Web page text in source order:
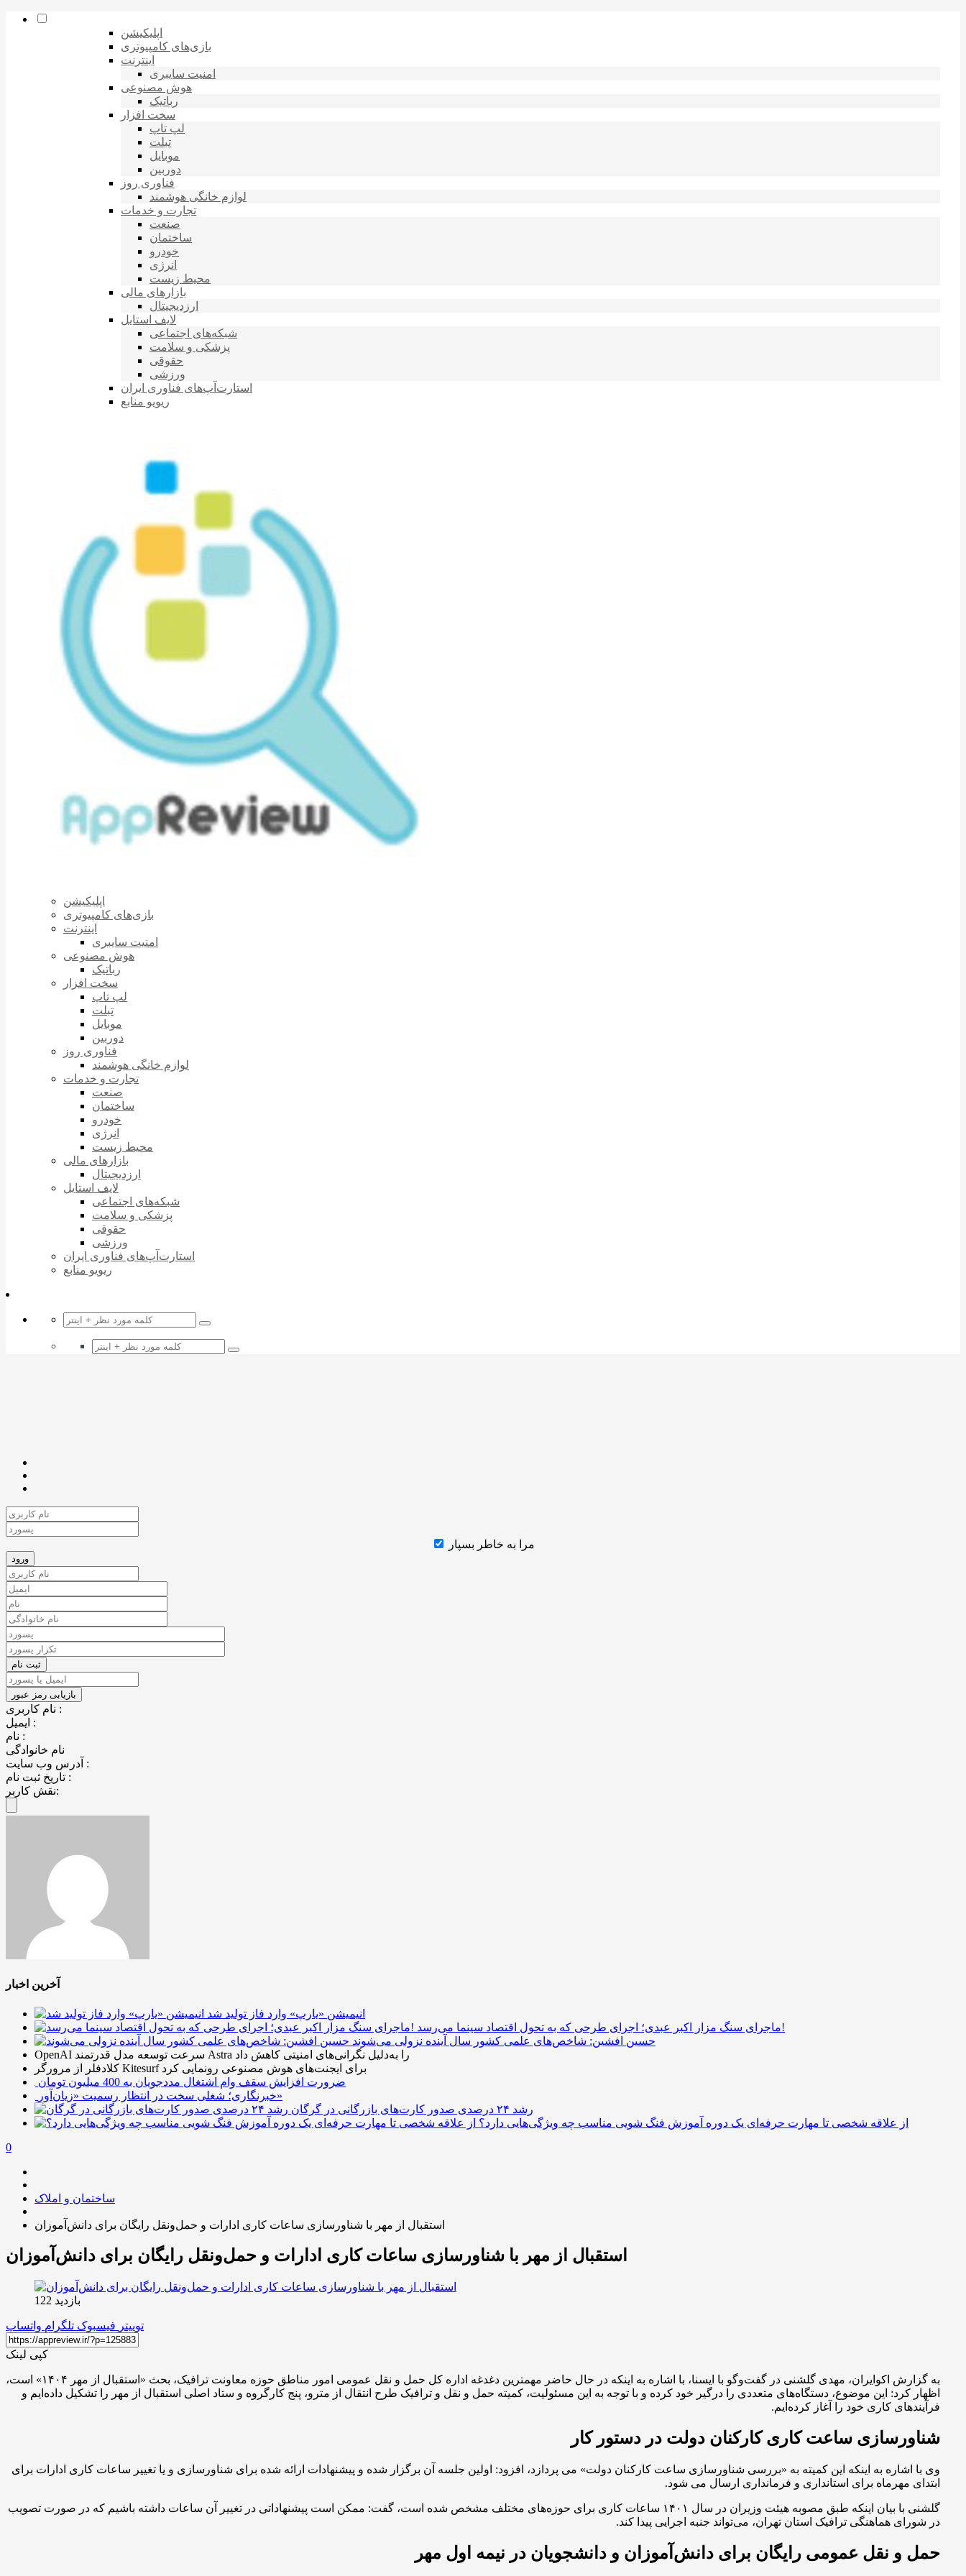
اپلیکیشن
بازی‌های کامپیوتری
اینترنت
امنیت سایبری
هوش مصنوعی
رباتیک
سخت افزار
لپ تاپ
تبلت
موبایل
دوربین
فناوری روز
لوازم خانگی هوشمند
تجارت و خدمات
صنعت
ساختمان
خودرو
انرژی
محیط زیست
بازارهای مالی
ارزدیجیتال
لایف استایل
شبکه‌های اجتماعی
پزشکی و سلامت
حقوقی
ورزشی
استارت‌آپ‌های فناوری ایران
ریویو منابع
اپلیکیشن
بازی‌های کامپیوتری
اینترنت
امنیت سایبری
هوش مصنوعی
رباتیک
سخت افزار
لپ تاپ
تبلت
موبایل
دوربین
فناوری روز
لوازم خانگی هوشمند
تجارت و خدمات
صنعت
ساختمان
خودرو
انرژی
محیط زیست
بازارهای مالی
ارزدیجیتال
لایف استایل
شبکه‌های اجتماعی
پزشکی و سلامت
حقوقی
ورزشی
استارت‌آپ‌های فناوری ایران
ریویو منابع
مرا به خاطر بسپار
نام کاربری :
ایمیل :
نام :
نام خانوادگی
آدرس وب سایت :
تاریخ ثبت نام :
نقش کاربر:
آخرین اخبار
انیمیشن «یارپ» وارد فاز تولید شد
ماجرای سنگ مزار اکبر عبدی؛ اجرای طرحی که به تحول اقتصاد سینما می‌رسد!
حسین افشین: شاخص‌های علمی کشور سال آینده نزولی می‌شوند
OpenAI سرعت توسعه مدل قدرتمند Astra را به‌دلیل نگرانی‌های امنیتی کاهش داد
کلادفلر از مرورگر Kitesurf برای ایجنت‌های هوش مصنوعی رونمایی کرد
ضرورت افزایش سقف وام اشتغال مددجویان به 400 میلیون تومان
خبرنگاری؛ شغلی سخت در انتظار رسمیت «زیان‌آور»
رشد ۲۴ درصدی صدور کارت‌های بازرگانی در گرگان
از علاقه شخصی تا مهارت حرفه‌ای یک دوره آموزش فنگ شویی مناسب چه ویژگی‌هایی دارد؟
0
ساختمان و املاک
استقبال از مهر با شناورسازی ساعات کاری ادارات و حمل‌ونقل رایگان برای دانش‌آموزان
استقبال از مهر با شناورسازی ساعات کاری ادارات و حمل‌ونقل رایگان برای دانش‌آموزان
بازدید 122
توییتر فیسبوک تلگرام واتساپ
کپی لینک
به گزارش اکوایران، مهدی گلشنی در گفت‌وگو با ایسنا، با اشاره به اینکه در حال حاضر مهمترین دغدغه اداره کل حمل و نقل عمومی امور مناطق حوزه معاونت ترافیک، بحث «استقبال از مهر ۱۴۰۴» است،
اظهار کرد: این موضوع، دستگاه‌های متعددی را درگیر خود کرده و با توجه به این مسئولیت، کمیته حمل و نقل و ترافیک طرح انتقال از مترو، پنج کارگروه و ستاد اصلی استقبال از مهر را تشکیل داده‌ایم و
فرآیندهای کاری خود را آغاز کرده‌ایم.
شناورسازی ساعت کاری کارکنان دولت در دستور کار
وی با اشاره به اینکه این کمیته به «بررسی شناورسازی ساعت کارکنان دولت» می پردازد، افزود: اولین جلسه آن برگزار شده و پیشنهادات ارائه شده برای شناورسازی و یا تغییر ساعات کاری ادارات برای
ابتدای مهرماه برای استانداری و فرمانداری ارسال می شود.
گلشنی با بیان اینکه طبق مصوبه هیئت وزیران در سال ۱۴۰۱ ساعات کاری برای حوزه‌های مختلف مشخص شده است، گفت: ممکن است پیشنهاداتی در تغییر آن ساعات داشته باشیم که در صورت تصویب
در شورای هماهنگی ترافیک استان تهران، می‌تواند جنبه اجرایی پیدا کند.
حمل و نقل عمومی رایگان برای دانش‌آموزان و دانشجویان در نیمه اول مهر